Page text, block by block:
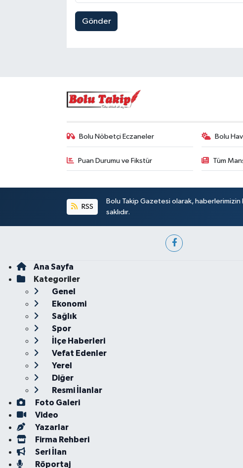
Gönder
Bolu Nöbetçi Eczaneler Bolu
Puan Durumu ve Fikstür Tüm
RSS
Bolu Takip Gazetesi olarak, haberlerimizin
saklıdır.
Ana Sayfa
Kategoriler
Genel
Ekonomi
Sağlık
Spor
İlçe Haberleri
Vefat Edenler
Yerel
Diğer
Resmi İlanlar
Foto Galeri
Video
Yazarlar
Firma Rehberi
Seri İlan
Röportaj